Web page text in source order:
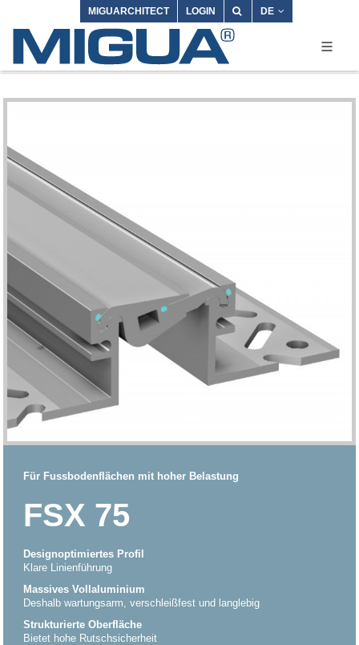
MIGUARCHITECT LOGIN DE
Für Fussbodenflächen mit hoher Belastung
FSX 75
Designoptimiertes Profil
Klare Linienführung
Massives Vollaluminium
Deshalb wartungsarm, verschleißfest und langlebig
Strukturierte Oberfläche
Bietet hohe Rutschsicherheit